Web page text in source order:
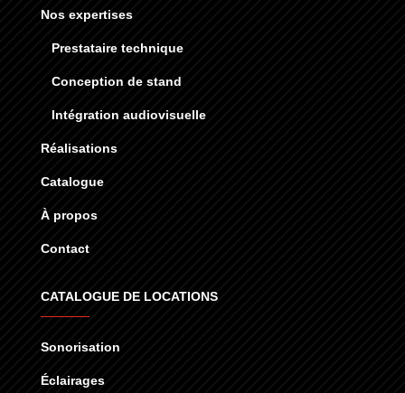
Nos expertises
Prestataire technique
Conception de stand
Intégration audiovisuelle
Réalisations
Catalogue
À propos
Contact
CATALOGUE DE LOCATIONS
Sonorisation
Éclairages